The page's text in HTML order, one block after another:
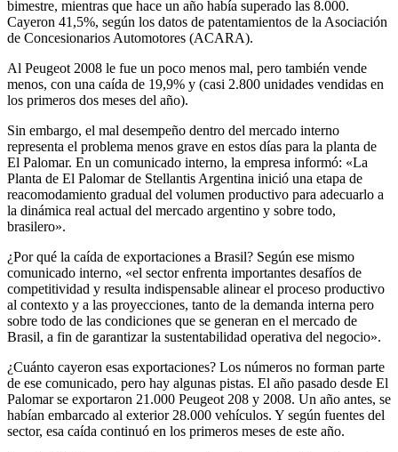
bimestre, mientras que hace un año había superado las 8.000.
Cayeron 41,5%, según los datos de patentamientos de la Asociación
de Concesionarios Automotores (ACARA).
Al Peugeot 2008 le fue un poco menos mal, pero también vende
menos, con una caída de 19,9% y (casi 2.800 unidades vendidas en
los primeros dos meses del año).
Sin embargo, el mal desempeño dentro del mercado interno
representa el problema menos grave en estos días para la planta de
El Palomar. En un comunicado interno, la empresa informó: «La
Planta de El Palomar de Stellantis Argentina inició una etapa de
reacomodamiento gradual del volumen productivo para adecuarlo a
la dinámica real actual del mercado argentino y sobre todo,
brasilero».
¿Por qué la caída de exportaciones a Brasil? Según ese mismo
comunicado interno, «el sector enfrenta importantes desafíos de
competitividad y resulta indispensable alinear el proceso productivo
al contexto y a las proyecciones, tanto de la demanda interna pero
sobre todo de las condiciones que se generan en el mercado de
Brasil, a fin de garantizar la sustentabilidad operativa del negocio».
¿Cuánto cayeron esas exportaciones? Los números no forman parte
de ese comunicado, pero hay algunas pistas. El año pasado desde El
Palomar se exportaron 21.000 Peugeot 208 y 2008. Un año antes, se
habían embarcado al exterior 28.000 vehículos. Y según fuentes del
sector, esa caída continuó en los primeros meses de este año.